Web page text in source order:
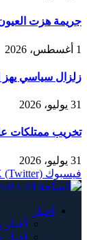
جريمة هزت العيون.. توقيف 6 مشتبه فيهم بينهم قاصر في قضية مقتل
1 أغسطس، 2026
زلزال سياسي يهز
31 يوليو، 2026
تخريب ممتلكات
31 يوليو، 2026
فيسبوك (Twitter)
أخبار
أخبار